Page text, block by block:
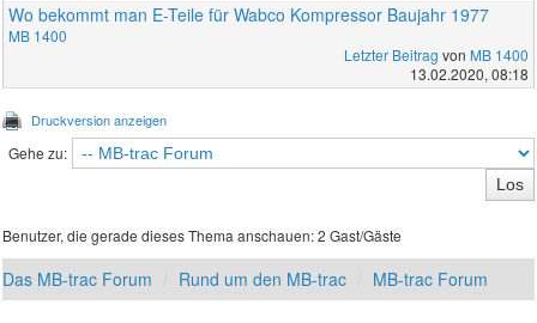
Wo bekommt man E-Teile für Wabco Kompressor Baujahr 1977
MB 1400
Letzter Beitrag von MB 1400
13.02.2020, 08:18
Druckversion anzeigen
Gehe zu:
Benutzer, die gerade dieses Thema anschauen: 2 Gast/Gäste
Das MB-trac Forum Rund um den MB-trac MB-trac Forum